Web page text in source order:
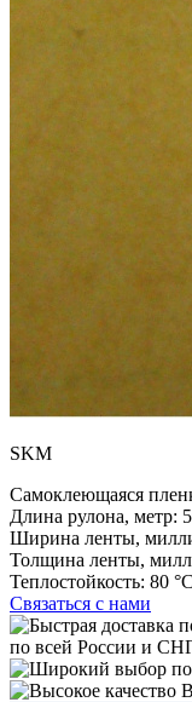
SKM
Самоклеющаяся
Длина рулона, метр:
Ширина ленты,
Толщина ленты,
Теплостойкость: 80 °C
Связаться с нами
по всей России и